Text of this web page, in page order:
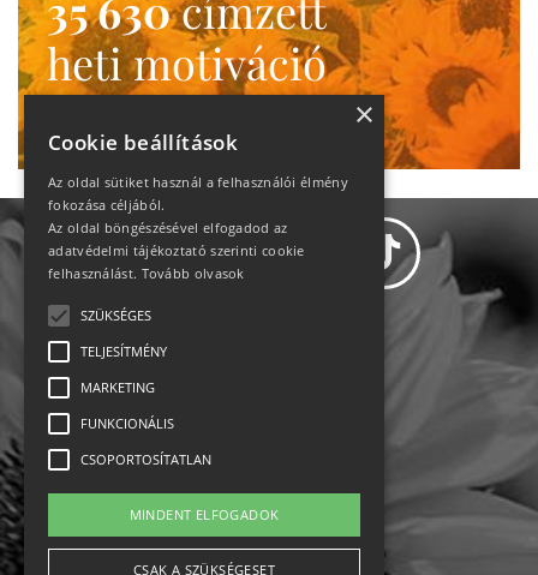
heti motiváció
Ne maradj le!
Impresszum-kapcsolat
Jogi nyilatkozat
Rólunk
×
Cookie beállítások
Az oldal sütiket használ a felhasználói élmény
fokozása céljából.
Az oldal böngészésével elfogadod az
adatvédelmi tájékoztató szerinti cookie
felhasználást. Tovább olvasok
SZÜKSÉGES
TELJESÍTMÉNY
MARKETING
FUNKCIONÁLIS
CSOPORTOSÍTATLAN
MINDENT ELFOGADOK
CSAK A SZÜKSÉGESET